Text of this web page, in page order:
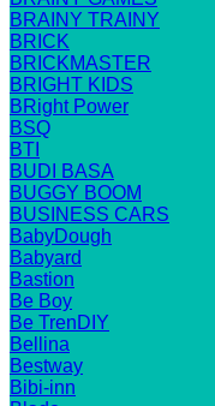
BRAINY TRAINY
BRICK
BRICKMASTER
BRIGHT KIDS
BRight Power
BSQ
BTI
BUDI BASA
BUGGY BOOM
BUSINESS CARS
BabyDough
Babyard
Bastion
Be Boy
Be TrenDIY
Bellina
Bestway
Bibi-inn